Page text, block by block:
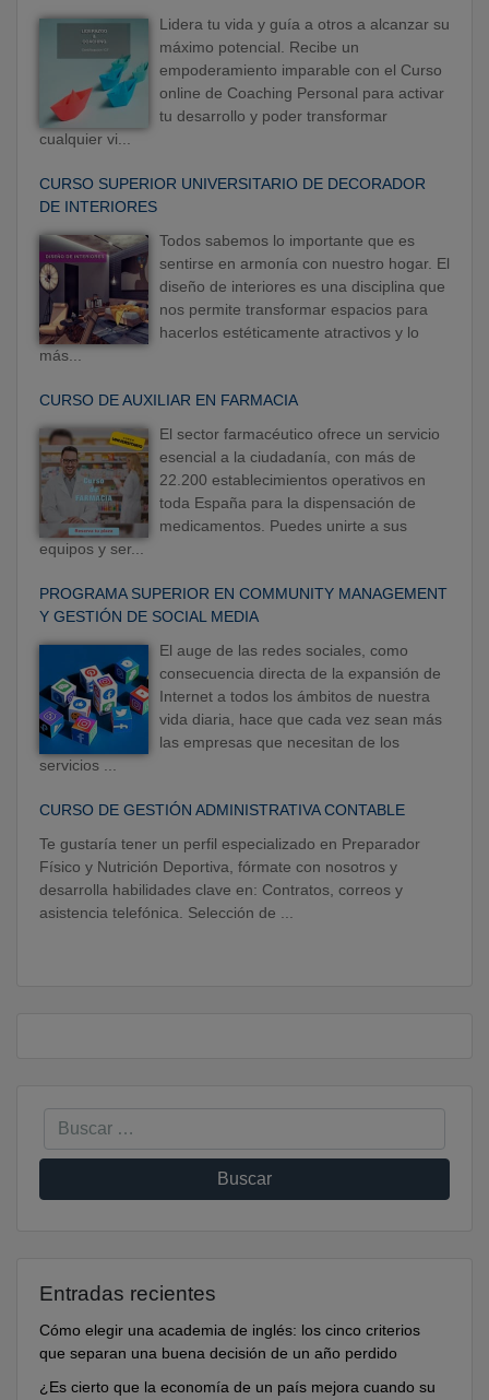
Lidera tu vida y guía a otros a alcanzar su
máximo potencial. Recibe un
empoderamiento imparable con el Curso
online de Coaching Personal para activar
tu desarrollo y poder transformar
cualquier vi...
CURSO SUPERIOR UNIVERSITARIO DE DECORADOR
DE INTERIORES
Todos sabemos lo importante que es
sentirse en armonía con nuestro hogar. El
diseño de interiores es una disciplina que
nos permite transformar espacios para
hacerlos estéticamente atractivos y lo
más...
CURSO DE AUXILIAR EN FARMACIA
El sector farmacéutico ofrece un servicio
esencial a la ciudadanía, con más de
22.200 establecimientos operativos en
toda España para la dispensación de
medicamentos. Puedes unirte a sus
equipos y ser...
PROGRAMA SUPERIOR EN COMMUNITY MANAGEMENT
Y GESTIÓN DE SOCIAL MEDIA
El auge de las redes sociales, como
consecuencia directa de la expansión de
Internet a todos los ámbitos de nuestra
vida diaria, hace que cada vez sean más
las empresas que necesitan de los
servicios ...
CURSO DE GESTIÓN ADMINISTRATIVA CONTABLE
Te gustaría tener un perfil especializado en Preparador
Físico y Nutrición Deportiva, fórmate con nosotros y
desarrolla habilidades clave en: Contratos, correos y
asistencia telefónica. Selección de ...
Entradas recientes
Cómo elegir una academia de inglés: los cinco criterios
que separan una buena decisión de un año perdido
¿Es cierto que la economía de un país mejora cuando su